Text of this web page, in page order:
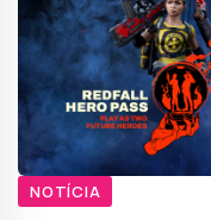
NOTÍCIA